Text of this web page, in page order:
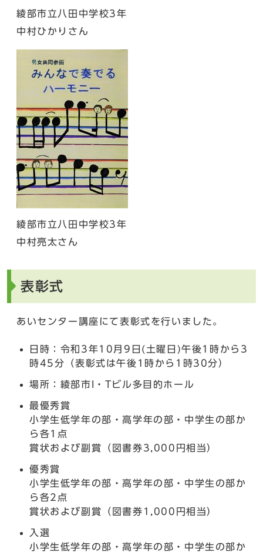
綾部市立八田中学校3年
中村ひかりさん
綾部市立八田中学校3年
中村亮太さん
表彰式
あいセンター講座にて表彰式を行いました。
日時：令和3年10月9日(土曜日)午後1時から3
時45分（表彰式は午後1時から1時30分）
場所：綾部市I・Tビル多目的ホール
最優秀賞
小学生低学年の部・高学年の部・中学生の部か
ら各1点
賞状および副賞（図書券3,000円相当）
優秀賞
小学生低学年の部・高学年の部・中学生の部か
ら各2点
賞状および副賞（図書券1,000円相当）
入選
小学生低学年の部・高学年の部・中学生の部か